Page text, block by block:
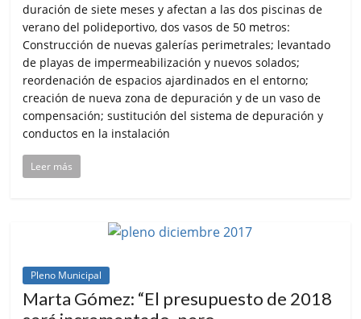
duración de siete meses y afectan a las dos piscinas de
verano del polideportivo, dos vasos de 50 metros:
Construcción de nuevas galerías perimetrales; levantado
de playas de impermeabilización y nuevos solados;
reordenación de espacios ajardinados en el entorno;
creación de nueva zona de depuración y de un vaso de
compensación; sustitución del sistema de depuración y
conductos en la instalación
Leer más
Pleno Municipal
Marta Gómez: “El presupuesto de 2018